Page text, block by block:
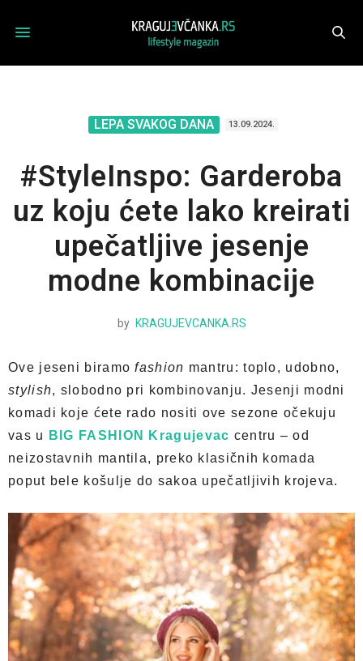
LEPA SVAKOG DANA 13.09.2024.
#StyleInspo: Garderoba
uz koju ćete lako kreirati
upečatljive jesenje
modne kombinacije
by KRAGUJEVCANKA.RS
Ove jeseni biramofashion mantru: toplo, udobno,
stylish, slobodno pri kombinovanju. Jesenji modni
komadi koje ćete rado nositi ove sezone očekuju
vas u
BIG FASHION Kragujevac centru – od
neizostavnih mantila, preko klasičnih komada
poput bele košulje do sakoa upečatljivih krojeva.